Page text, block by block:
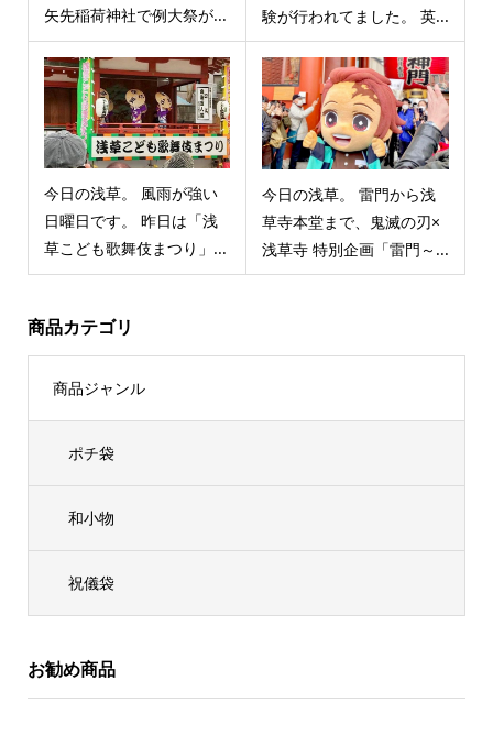
矢先稲荷神社で例大祭が...
験が行われてました。 英...
今日の浅草。 風雨が強い
日曜日です。 昨日は「浅
草こども歌舞伎まつり」...
今日の浅草。 雷門から浅
草寺本堂まで、鬼滅の刃×
浅草寺 特別企画「雷門～...
商品カテゴリ
商品ジャンル
ポチ袋
和小物
祝儀袋
お勧め商品